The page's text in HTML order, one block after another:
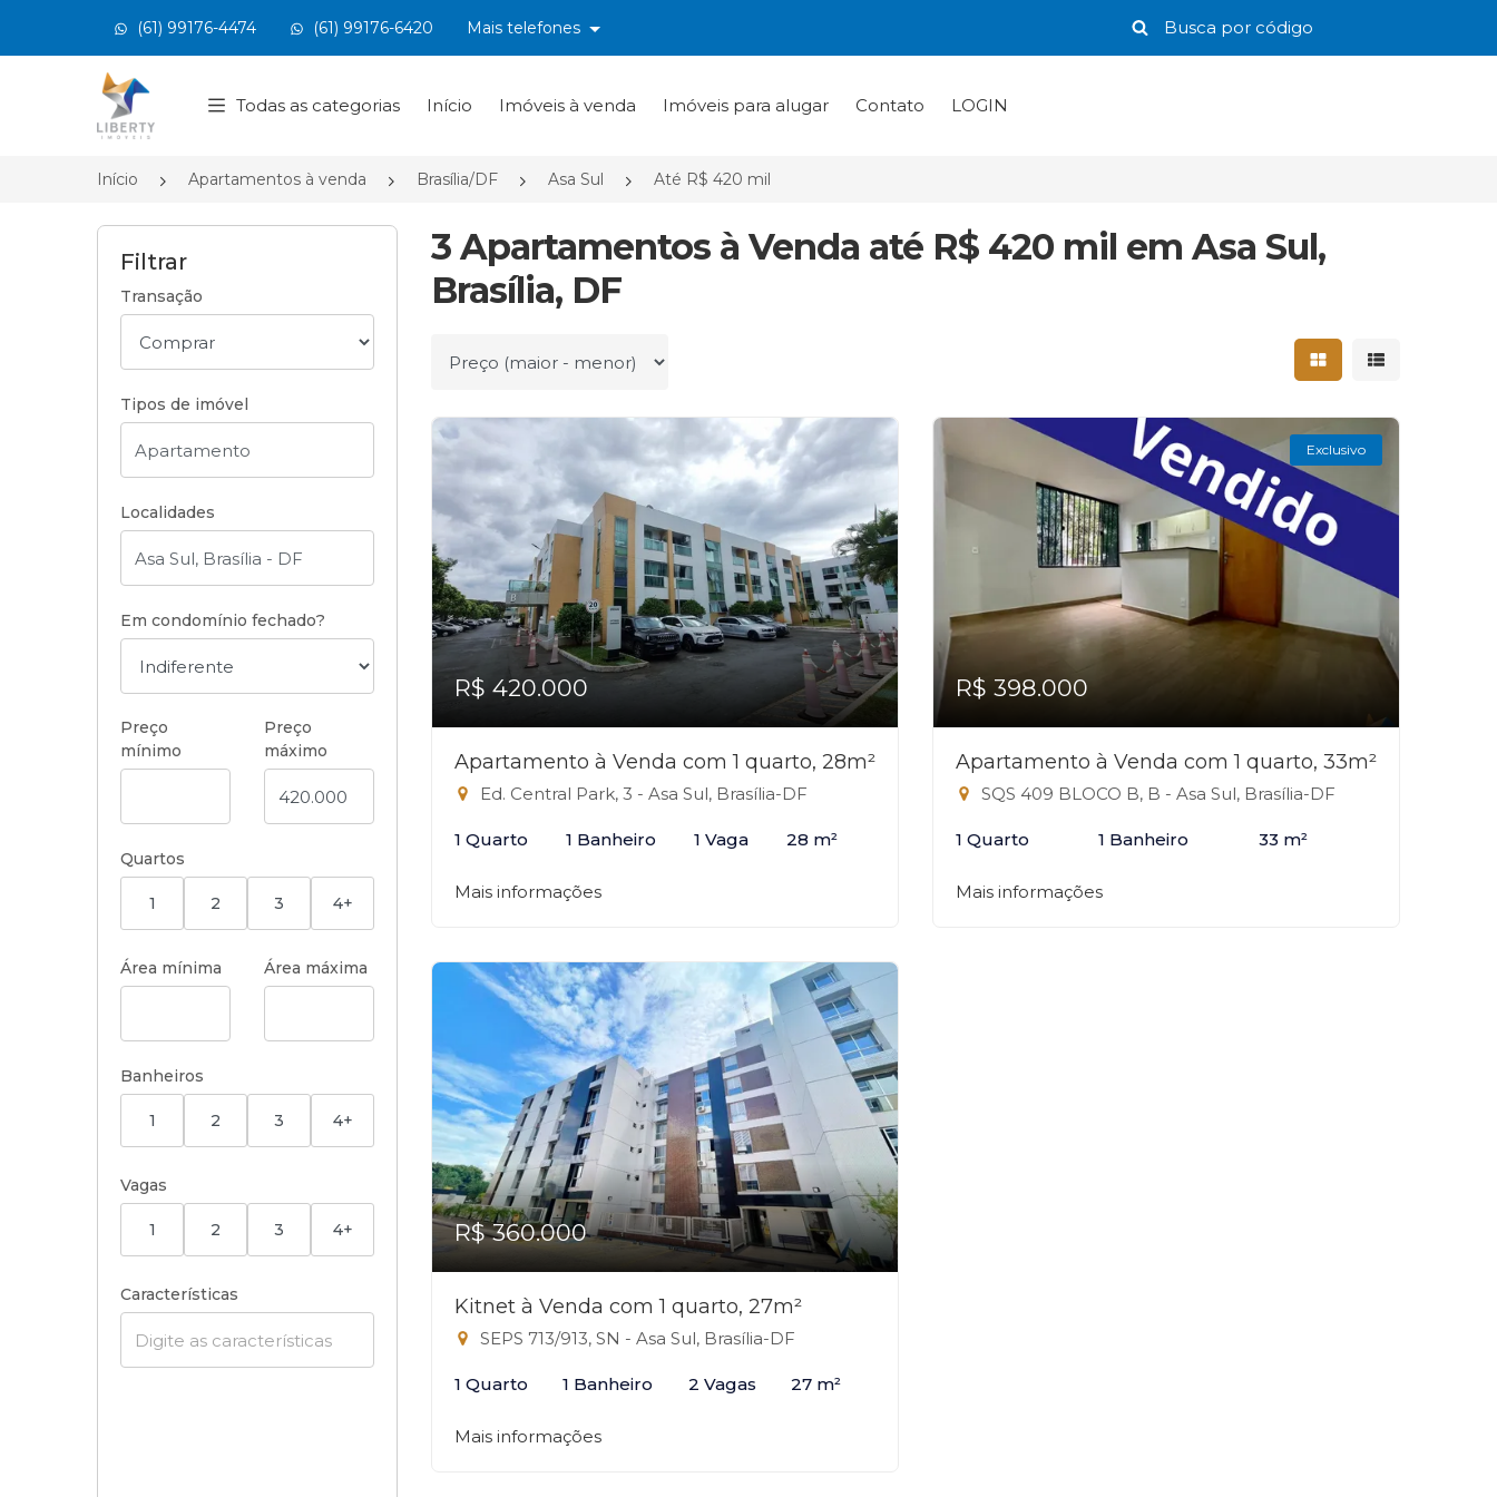
(61) 99176-4474 (61) 99176-6420 Mais telefones
Página inicial
Todas as categorias Início Imóveis à venda Imóveis para alugar Contato LOGIN
Início Apartamentos à venda Brasília/DF Asa Sul Até R$ 420 mil
Filtrar
Transação
Tipos de imóvel
Localidades
Em condomínio fechado?
Preço
mínimo
Preço
máximo
Quartos
1 2 3 4+
Área mínima Área máxima
Banheiros
1 2 3 4+
Vagas
1 2 3 4+
Características
3 Apartamentos à Venda até R$ 420 mil em Asa Sul,
Brasília, DF
Ordenar por Mostrar resultados
Mostrar
R$ 420.000
Apartamento à Venda com 1 quarto, 28m²
Ed. Central Park, 3 - Asa Sul, Brasília-DF
1 Quarto 1 Banheiro 1 Vaga 28 m²
Mais informações
Exclusivo
R$ 398.000
Apartamento à Venda com 1 quarto, 33m²
SQS 409 BLOCO B, B - Asa Sul, Brasília-DF
1 Quarto 1 Banheiro 33 m²
Mais informações
R$ 360.000
Kitnet à Venda com 1 quarto, 27m²
SEPS 713/913, SN - Asa Sul, Brasília-DF
1 Quarto 1 Banheiro 2 Vagas 27 m²
Mais informações